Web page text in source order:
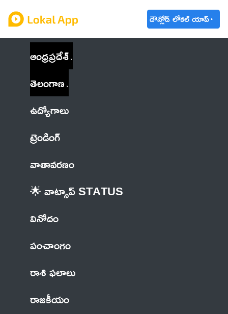
డౌన్లోడ్ లోకల్ యాప్
ఆంధ్రప్రదేశ్
తెలంగాణ
ఉద్యోగాలు
ట్రెండింగ్
వాతావరణం
🌟 వాట్సాప్ STATUS
వినోదం
పంచాంగం
రాశి ఫలాలు
రాజకీయం